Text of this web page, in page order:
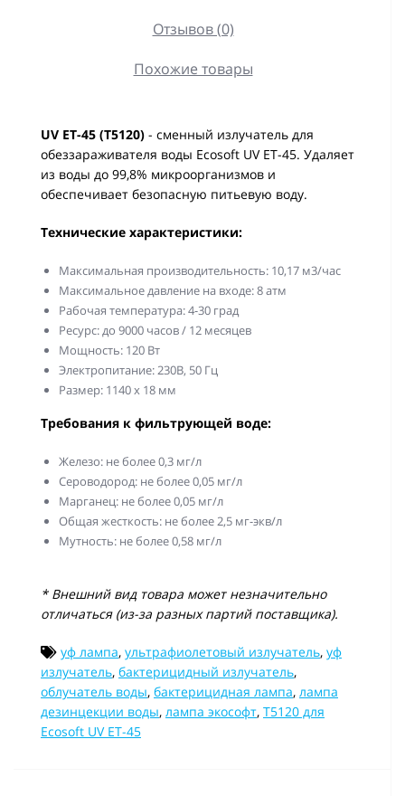
Отзывов (0)
Похожие товары
UV ET-45 (T5120) - сменный излучатель для
обеззараживателя воды Ecosoft UV ET-45. Удаляет
из воды до 99,8% микроорганизмов и
обеспечивает безопасную питьевую воду.
Технические характеристики:
Максимальная производительность: 10,17 м3/час
Максимальное давление на входе: 8 атм
Рабочая температура: 4-30 град
Ресурс: до 9000 часов / 12 месяцев
Мощность: 120 Вт
Электропитание: 230В, 50 Гц
Размер: 1140 х 18 мм
Требования к фильтрующей воде:
Железо: не более 0,3 мг/л
Сероводород: не более 0,05 мг/л
Марганец: не более 0,05 мг/л
Общая жесткость: не более 2,5 мг-экв/л
Мутность: не более 0,58 мг/л
* Внешний вид товара может незначительно
отличаться (из-за разных партий поставщика).
уф лампа, ультрафиолетовый излучатель, уф
излучатель, бактерицидный излучатель,
облучатель воды, бактерицидная лампа, лампа
дезинцекции воды, лампа экософт, T5120 для
Ecosoft UV ET-45